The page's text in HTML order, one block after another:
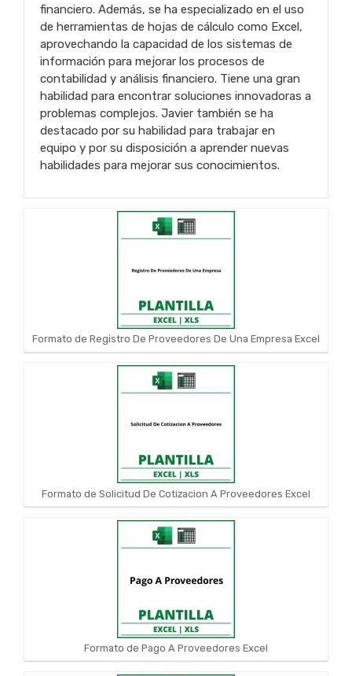
financiero. Además, se ha especializado en el uso
de herramientas de hojas de cálculo como Excel,
aprovechando la capacidad de los sistemas de
información para mejorar los procesos de
contabilidad y análisis financiero. Tiene una gran
habilidad para encontrar soluciones innovadoras a
problemas complejos. Javier también se ha
destacado por su habilidad para trabajar en
equipo y por su disposición a aprender nuevas
habilidades para mejorar sus conocimientos.
Formato de Registro De Proveedores De Una Empresa Excel
Formato de Solicitud De Cotizacion A Proveedores Excel
Formato de Pago A Proveedores Excel